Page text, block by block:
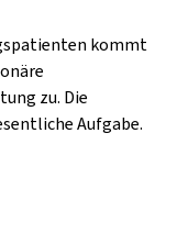
kommt
zu. Die
Aufgabe.